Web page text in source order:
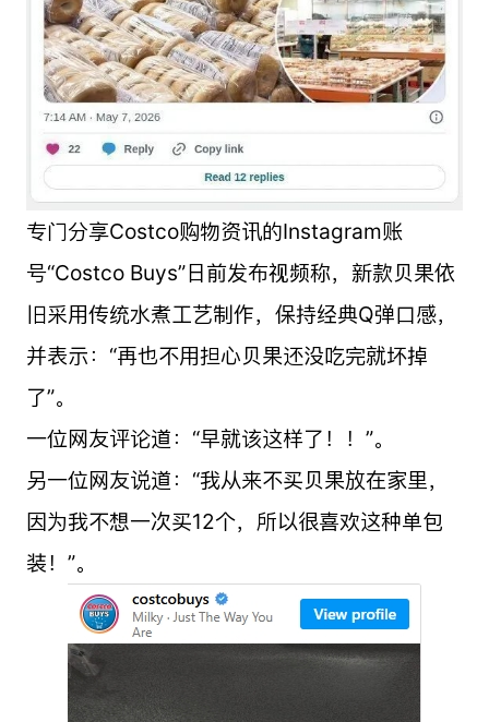
专门分享Costco购物资讯的Instagram账
号“Costco Buys”日前发布视频称，新款贝果依
旧采用传统水煮工艺制作，保持经典Q弹口感，
并表示：“再也不用担心贝果还没吃完就坏掉
了”。
一位网友评论道：“早就该这样了！！”。
另一位网友说道：“我从来不买贝果放在家里，
因为我不想一次买12个，所以很喜欢这种单包
装！”。